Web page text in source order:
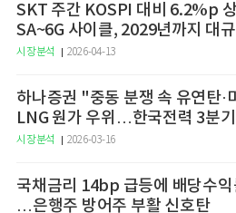
SKT 주간 KOSPI 대비 6.2%p
SA~6G 사이클, 2029년까지 대
예고
시장분석 2026-04-13
하나증권 "중동 분쟁 속 유연탄·
LNG 원가 우위…한국전력 3분
승 전망"
시장분석 2026-03-16
국채금리 14bp 급등에 배당수
…은행주 방어주 부활 신호탄